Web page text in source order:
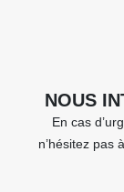
NOUS
En cas
n’hésitez pas